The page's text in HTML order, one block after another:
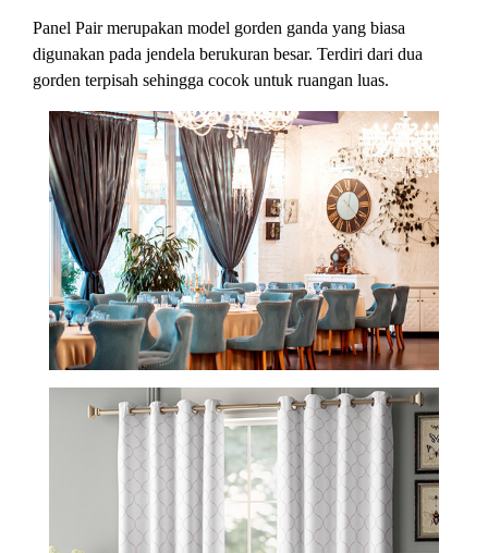
Panel Pair merupakan model gorden ganda yang biasa
digunakan pada jendela berukuran besar. Terdiri dari dua
gorden terpisah sehingga cocok untuk ruangan luas.